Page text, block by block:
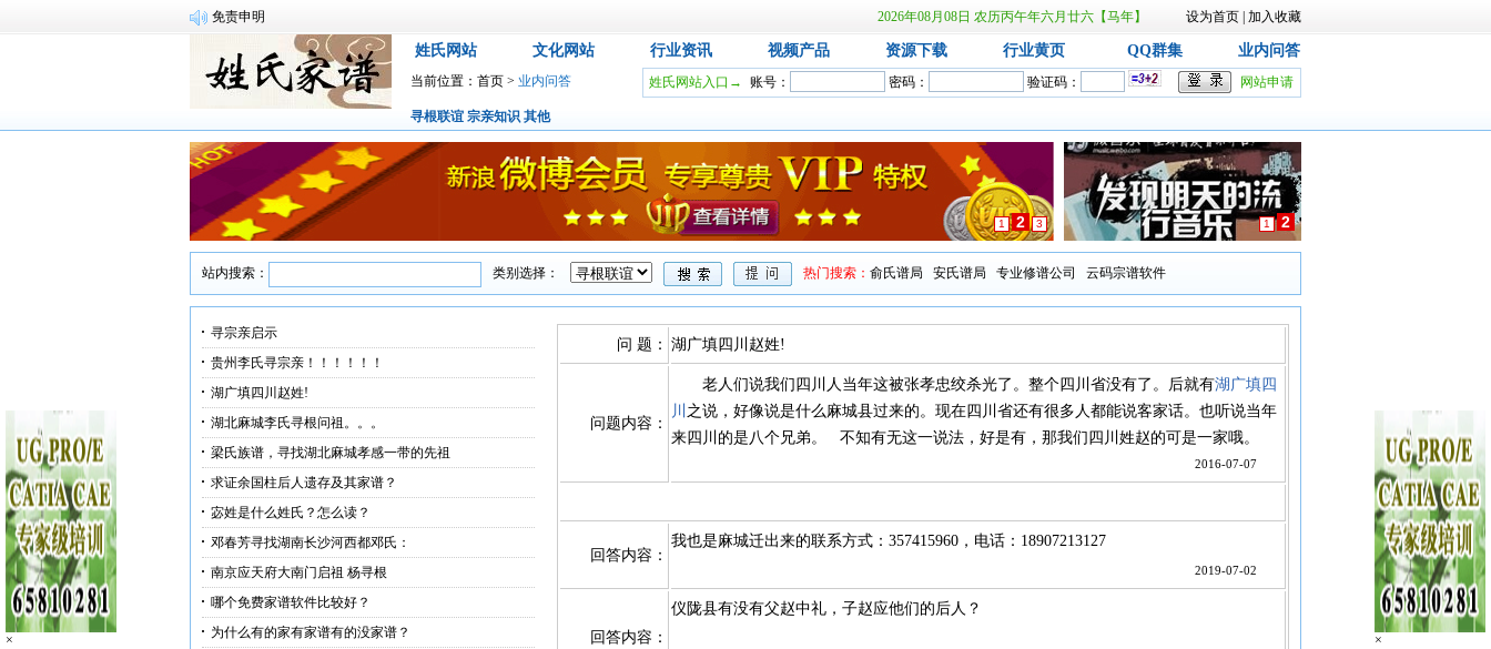
免责申明 2026年08月08日 农历丙午年六月廿六【马年】 设为首页 加入收藏
姓氏网站 文化网站 行业资讯 视频产品 资源下载 行业黄页 QQ群集 业内问答
当前位置： 首页 > 业内问答 姓氏网站入口→ 账号： 密码： 验证码： 网站申请
寻根联谊 宗亲知识 其他
1 2 3 1 2
× ×
站内搜索： 类别选择： 热门搜索： 俞氏谱局 安氏谱局 专业修谱公司 云码宗谱软件
寻宗亲启示
贵州李氏寻宗亲！！！！！！
湖广填四川赵姓!
湖北麻城李氏寻根问祖。。。
梁氏族谱，寻找湖北麻城孝感一带的先祖
求证余国柱后人遗存及其家谱？
宓姓是什么姓氏？怎么读？
邓春芳寻找湖南长沙河西都邓氏：
南京应天府大南门启祖 杨寻根
哪个免费家谱软件比较好？
为什么有的家有家谱有的没家谱？
问 题： 湖广填四川赵姓!
问题内容：
老人们说我们四川人当年这被张孝忠绞杀光了。整个四川省没有了。后就有湖广填四
川之说，好像说是什么麻城县过来的。现在四川省还有很多人都能说客家话。也听说当年
来四川的是八个兄弟。 不知有无这一说法，好是有，那我们四川姓赵的可是一家哦。
2016-07-07
回答内容：
我也是麻城迁出来的联系方式：357415960，电话：18907213127
2019-07-02
回答内容：
仪陇县有没有父赵中礼，子赵应他们的后人？